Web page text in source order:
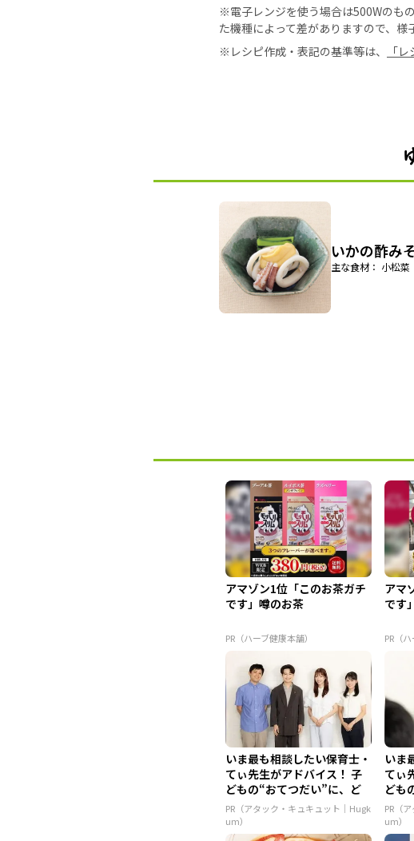
※電子レンジを使う場合は500Wのも
た機種によって差がありますので、様
※レシピ作成・表記の基準等は、
「
いかの酢み
主な食材： 小松菜
アマゾン1位「このお茶ガチ
です」噂のお茶
PR（ハーブ健康本舗）
アマ
です
PR（ハ
いま最も相談したい保育士・
てぃ先生がアドバイス！ 子
どもの“おてつだい”に、ど
ん...
PR（アタック・キュキュット｜Hugk
um）
いま
てぃ
ども
ん...
PR（
um）